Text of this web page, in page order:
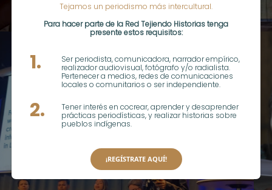
Tejamos un periodismo más intercultural.
Para hacer parte de la Red Tejiendo Historias tenga
presente estos requisitos:
1.
Ser periodista, comunicadora, narrador empírico,
realizador audiovisual, fotógrafo y/o radialista.
Pertenecer a medios, redes de comunicaciones
locales o comunitarios o ser independiente.
2.
Tener interés en cocrear, aprender y desaprender
prácticas periodísticas, y realizar historias sobre
pueblos indígenas.
¡REGÍSTRATE AQUÍ!